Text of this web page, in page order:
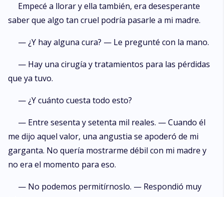
Empecé a llorar y ella también, era desesperante
saber que algo tan cruel podría pasarle a mi madre.
— ¿Y hay alguna cura? — Le pregunté con la mano.
— Hay una cirugía y tratamientos para las pérdidas
que ya tuvo.
— ¿Y cuánto cuesta todo esto?
— Entre sesenta y setenta mil reales. — Cuando él
me dijo aquel valor, una angustia se apoderó de mi
garganta. No quería mostrarme débil con mi madre y
no era el momento para eso.
— No podemos permitírnoslo. — Respondió muy